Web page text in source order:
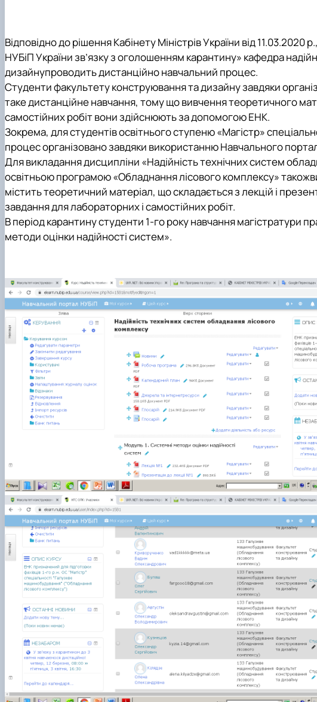
Рада роботодавців
Навчальна робота
Соціальна стипендія
Студенту
Студентська організація
Рейтингові списки
Відповідно до рішення Кабінету Міністрів України від
НУБіП України зв’язку з оголошенням карантину» кафедра
дизайнупроводить дистанційно навчальний процес.
Студентифакультету конструювання та дизайнузавдяки
таке дистанційне навчання, тому що вивчення теоретичного
самостійних робіт вони здійснюють за допомогою ЕНК.
Зокрема, для студентів освітнього ступеню «Магістр»
процес організовано завдяки використанню Навчального
Для викладання дисципліни «Надійність технічних систем
освітньою програмою«Обладнання лісового комплексу»також
містить теоретичний матеріал, що складається з лекцій і
завдання для лабораторних і самостійних робіт.
В період карантину студенти 1-го року навчання
методи оцінки надійності систем».